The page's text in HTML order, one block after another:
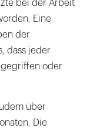
bei der Arbeit
Eine
der
dass jeder
oder
über
Die